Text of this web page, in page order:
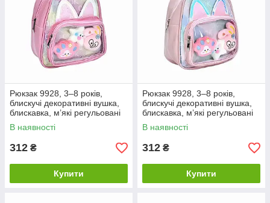
Рюкзак 9928, 3–8 років,
блискучі декоративні вушка,
блискавка, м’які регульовані
лямки, 24×20×10 см,
рожевий
В наявності
312 ₴
Купити
Рюкзак 9928, 3–8 років,
блискучі декоративні вушка,
блискавка, м’які регульовані
лямки, 24×20×10 см,
бежевий
В наявності
312 ₴
Купити